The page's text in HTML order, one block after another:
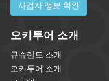
사업자 정보 확인
오키투어 소개
큐슈렌트 소개
오키투어 소개